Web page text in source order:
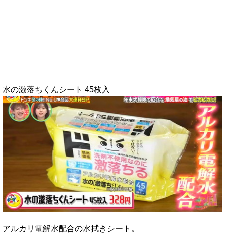
水の激落ちくんシート 45枚入
アルカリ電解水配合の水拭きシート。